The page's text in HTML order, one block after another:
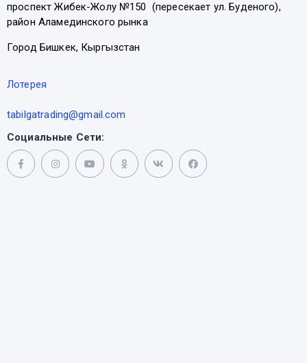
проспект Жибек-Жолу №150 (пересекает ул. Буденого),
район Аламединского рынка
Город Бишкек, Кыргызстан
Лотерея
tabilgatrading@gmail.com
Социальные Сети: